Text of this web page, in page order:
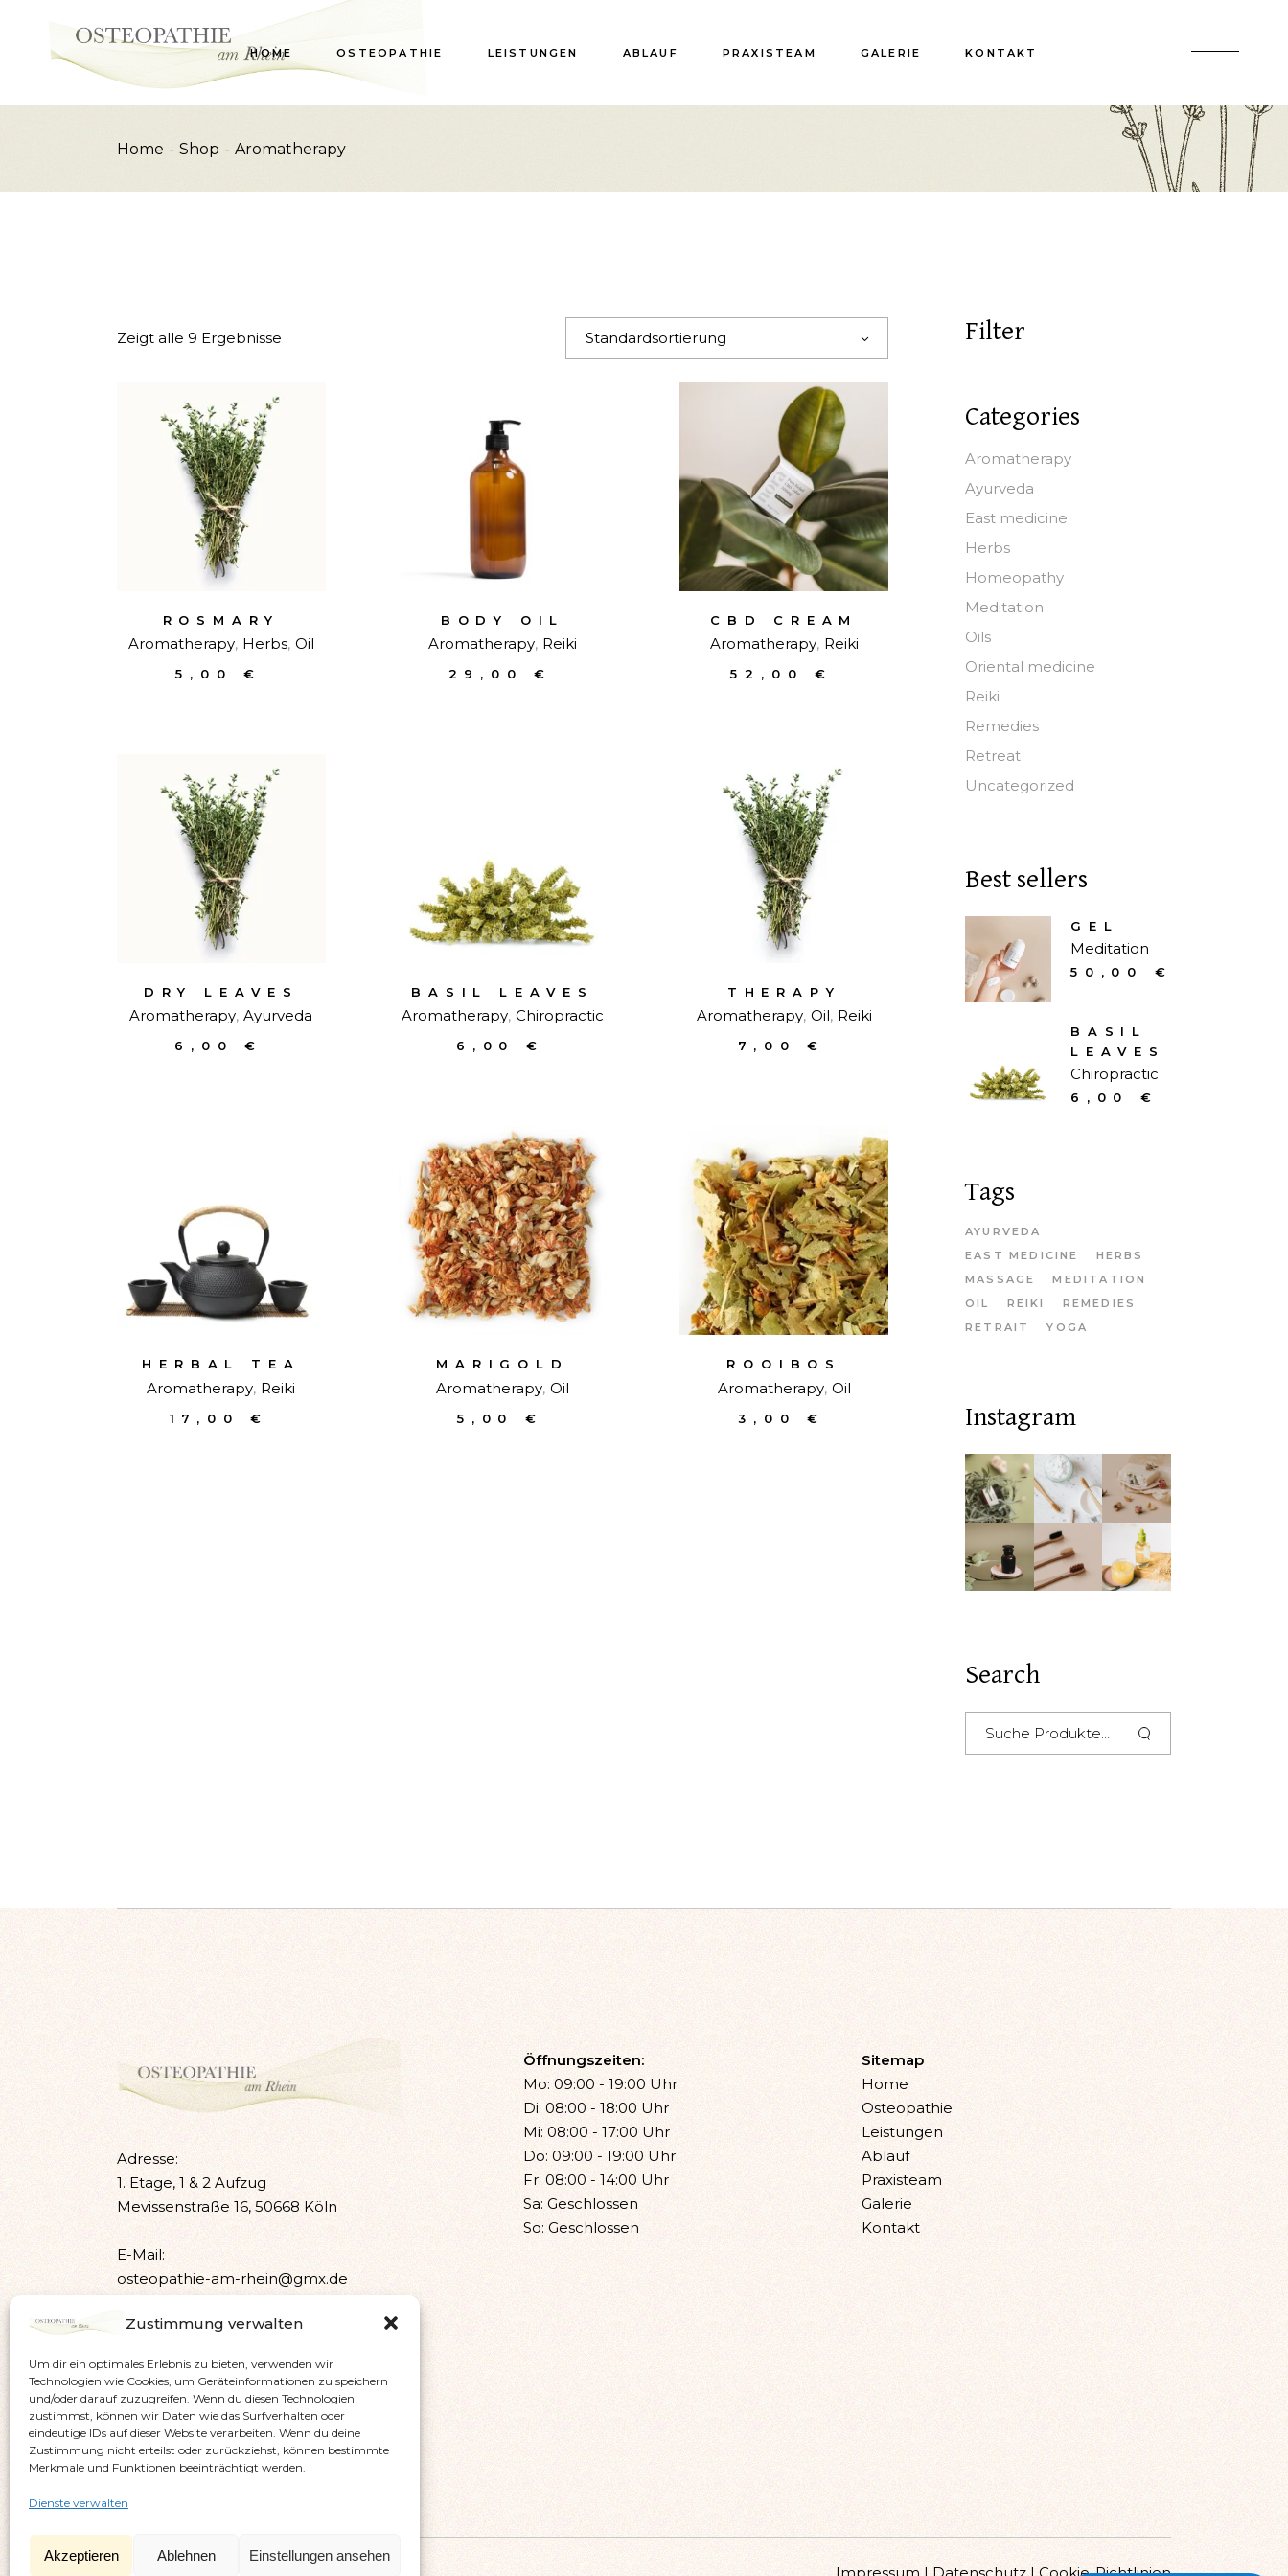
Zustimmung verwalten
Um dir ein optimales Erlebnis zu bieten, verwenden wir
Technologien wie Cookies, um Geräteinformationen zu speichern
und/oder darauf zuzugreifen. Wenn du diesen Technologien
zustimmst, können wir Daten wie das Surfverhalten oder
eindeutige IDs auf dieser Website verarbeiten. Wenn du deine
Zustimmung nicht erteilst oder zurückziehst, können bestimmte
Merkmale und Funktionen beeinträchtigt werden.
Dienste verwalten
Akzeptieren Ablehnen Einstellungen ansehen
content HOME OSTEOPATHIE LEISTUNGEN ABLAUF PRAXISTEAM GALERIE KONTAKT
Home Shop Aromatherapy
Zeigt alle 9 Ergebnisse Standardsortierung
ROSMARY
Aromatherapy Herbs Oil
5,00€
BODY OIL
Aromatherapy Reiki
29,00€
CBD CREAM
Aromatherapy Reiki
52,00€
DRY LEAVES
Aromatherapy Ayurveda
6,00€
BASIL LEAVES
Aromatherapy Chiropractic
6,00€
THERAPY
Aromatherapy Oil Reiki
7,00€
HERBAL TEA
Aromatherapy Reiki
17,00€
MARIGOLD
Aromatherapy Oil
5,00€
ROOIBOS
Aromatherapy Oil
3,00€
Filter
Categories
Aromatherapy
Ayurveda
East medicine
Herbs
Homeopathy
Meditation
Oils
Oriental medicine
Reiki
Remedies
Retreat
Uncategorized
Best sellers
GEL
Meditation
50,00 €
BASIL
LEAVES
Chiropractic
6,00 €
Tags
AYURVEDA
EAST MEDICINE
HERBS
MASSAGE
MEDITATION
OIL
REIKI
REMEDIES
RETRAIT
YOGA
Instagram
Search
Adresse:
1. Etage, 1 & 2 Aufzug
Mevissenstraße 16, 50668 Köln
E-Mail:
osteopathie-am-rhein@gmx.de
Telefon:
Instagram:
osteopathie_am_rhein
Öffnungszeiten:
Mo: 09:00 - 19:00 Uhr
Di: 08:00 - 18:00 Uhr
Mi: 08:00 - 17:00 Uhr
Do: 09:00 - 19:00 Uhr
Fr: 08:00 - 14:00 Uhr
Sa: Geschlossen
So: Geschlossen
Sitemap
Home
Osteopathie
Leistungen
Ablauf
Praxisteam
Galerie
Kontakt